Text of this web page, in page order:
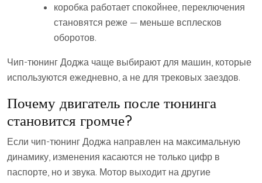
коробка работает спокойнее, переключения
становятся реже — меньше всплесков
оборотов.
Чип-тюнинг Доджа чаще выбирают для машин, которые
используются ежедневно, а не для трековых заездов.
Почему двигатель после тюнинга
становится громче?
Если чип-тюнинг Доджа направлен на максимальную
динамику, изменения касаются не только цифр в
паспорте, но и звука. Мотор выходит на другие